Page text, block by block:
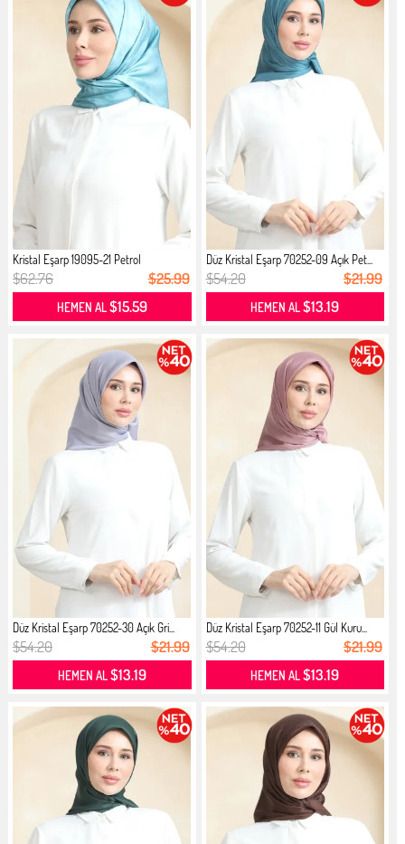
Kristal Eşarp 19095-21 Petrol
$62.76 $25.99
HEMEN AL$15.59
Düz Kristal Eşarp 70252-09 Açık Pet...
$54.20 $21.99
HEMEN AL$13.19
Düz Kristal Eşarp 70252-30 Açık Gri...
$54.20 $21.99
HEMEN AL$13.19
Düz Kristal Eşarp 70252-11 Gül Kuru...
$54.20 $21.99
HEMEN AL$13.19